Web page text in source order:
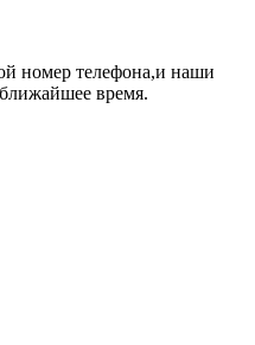
номер телефона,и наши
время.